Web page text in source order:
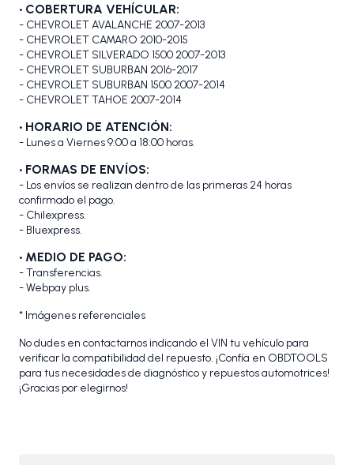
• COBERTURA VEHÍCULAR:
- CHEVROLET AVALANCHE 2007-2013
- CHEVROLET CAMARO 2010-2015
- CHEVROLET SILVERADO 1500 2007-2013
- CHEVROLET SUBURBAN 2016-2017
- CHEVROLET SUBURBAN 1500 2007-2014
- CHEVROLET TAHOE 2007-2014
• HORARIO DE ATENCIÓN:
- Lunes a Viernes 9:00 a 18:00 horas.
• FORMAS DE ENVÍOS:
- Los envíos se realizan dentro de las primeras 24 horas
confirmado el pago.
- Chilexpress.
- Bluexpress.
• MEDIO DE PAGO:
- Transferencias.
- Webpay plus.
* Imágenes referenciales
No dudes en contactarnos indicando el VIN tu vehículo para
verificar la compatibilidad del repuesto. ¡Confía en OBDTOOLS
para tus necesidades de diagnóstico y repuestos automotrices!
¡Gracias por elegirnos!